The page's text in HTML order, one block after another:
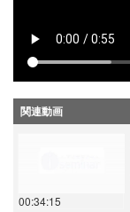
関連動画
00:34:15